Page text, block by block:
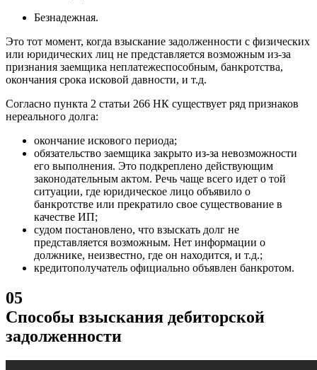
Безнадежная.
Это тот момент, когда взыскание задолженности с физических
или юридических лиц не представляется возможным из-за
признания заемщика неплатежеспособным, банкротства,
окончания срока исковой давности, и т.д.
Согласно пункта 2 статьи 266 НК существует ряд признаков
нереального долга:
окончание искового периода;
обязательство заемщика закрыто из-за невозможности
его выполнения. Это подкреплено действующим
законодательным актом. Речь чаще всего идет о той
ситуации, где юридическое лицо объявило о
банкротстве или прекратило свое существование в
качестве ИП;
судом постановлено, что взыскать долг не
представляется возможным. Нет информации о
должнике, неизвестно, где он находится, и т.д.;
кредитополучатель официально объявлен банкротом.
05
Способы взыскания дебиторской
задолженности